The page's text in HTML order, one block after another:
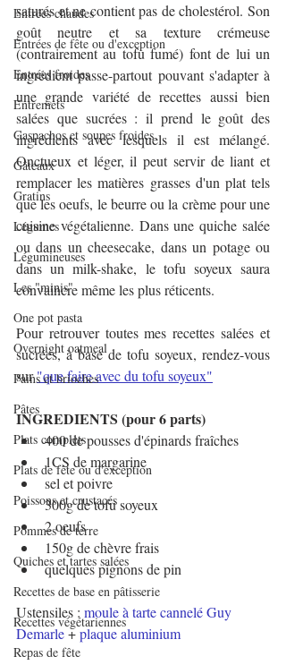
Entrées chaudes
Entrées de fête ou d'exception
Entrées froides
Entremets
Gaspachos et soupes froides
Gâteaux
Gratins
Légumes
Légumineuses
Les "minis"
One pot pasta
Overnight oatmeal
Pains et brioches
Pâtes
Plats complets
Plats de fête ou d'exception
Poissons et crustacés
Pommes de terre
Quiches et tartes salées
Recettes de base en pâtisserie
Recettes végétariennes
Repas de fête
saturés et ne contient pas de cholestérol. Son
goût neutre et sa texture crémeuse
(contrairement au tofu fumé) font de lui un
ingrédient passe-partout pouvant s'adapter à
une grande variété de recettes aussi bien
salées que sucrées : il prend le goût des
ingrédients avec lesquels il est mélangé.
Onctueux et léger, il peut servir de liant et
remplacer les matières grasses d'un plat tels
que les oeufs, le beurre ou la crème pour une
cuisine végétalienne. Dans une quiche salée
ou dans un cheesecake, dans un potage ou
dans un milk-shake, le tofu soyeux saura
convaincre même les plus réticents.
Pour retrouver toutes mes recettes salées et
sucrées, à base de tofu soyeux, rendez-vous
sur "que faire avec du tofu soyeux"
INGREDIENTS (pour 6 parts)
400 de pousses d'épinards fraîches
1CS de margarine
sel et poivre
300g de tofu soyeux
2 oeufs
150g de chèvre frais
quelques pignons de pin
Ustensiles : moule à tarte cannelé Guy
Demarle + plaque aluminium